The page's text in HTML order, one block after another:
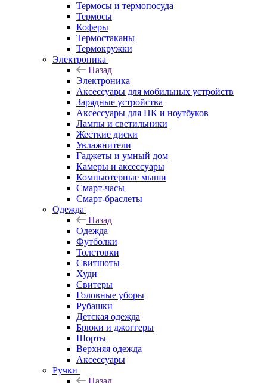
Термосы и термопосуда
Термосы
Коферы
Термостаканы
Термокружки
Электроника
Назад
Электроника
Аксессуары для мобильных устройств
Зарядные устройства
Аксессуары для ПК и ноутбуков
Лампы и светильники
Жесткие диски
Увлажнители
Гаджеты и умный дом
Камеры и аксессуары
Компьютерные мыши
Смарт-часы
Смарт-браслеты
Одежда
Назад
Одежда
Футболки
Толстовки
Свитшоты
Худи
Свитеры
Головные уборы
Рубашки
Детская одежда
Брюки и джоггеры
Шорты
Верхняя одежда
Аксессуары
Ручки
Назад